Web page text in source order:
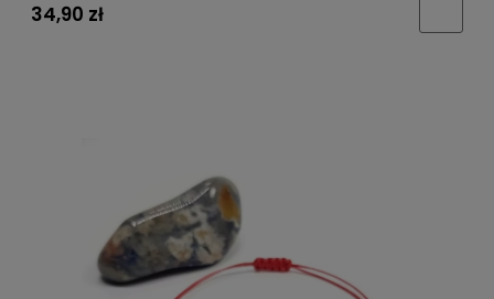
34,90 zł